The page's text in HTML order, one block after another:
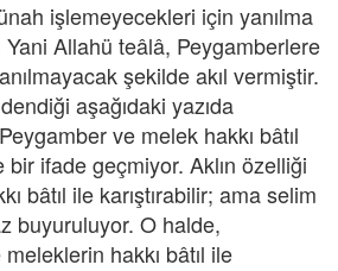
işlemeyecekleri için yanılma
Allahü teâlâ, Peygamberlere
şekilde akıl vermiştir.
aşağıdaki yazıda
ve melek hakkı bâtıl
bir ifade geçmiyor. Aklın özelliği
bâtıl ile karıştırabilir; ama selim
buyuruluyor. O halde,
hakkı bâtıl ile